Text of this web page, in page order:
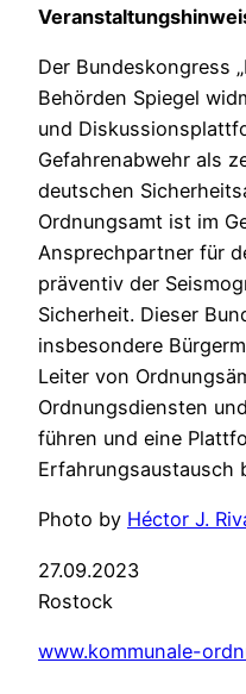
Der Bundeskongress
Behörden Spiegel
und
Gefahrenabwehr als
deutschen
Ordnungsamt ist im
Ansprechpartner für
präventiv der
Sicherheit. Dieser
insbesondere
Leiter von
Ordnungsdiensten
führen und eine
Erfahrungsaustausch
Photo by Héctor J.
27.09.2023
Rostock
www.kommunale-